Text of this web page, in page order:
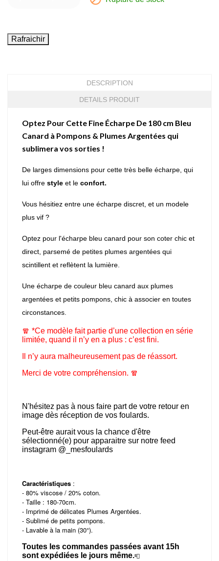
DESCRIPTION
DETAILS PRODUIT
Optez Pour Cette Fine Écharpe De 180 cm Bleu
Canard à Pompons & Plumes Argentées qui
sublimera vos sorties !
De larges dimensions pour cette très belle écharpe, qui
lui offre style et le confort.
Vous hésitiez entre une écharpe discret, et un modele
plus vif ?
Optez pour l'écharpe bleu canard pour son coter chic et
direct, parsemé de petites plumes argentées qui
scintillent et reflètent la lumière.
Une écharpe de couleur bleu canard aux plumes
argentées et petits pompons, chic à associer en toutes
circonstances.
🧣 *Ce modèle fait partie d’une collection en série
limitée, quand il n’y en a plus : c’est fini.
Il n’y aura malheureusement pas de réassort.
Merci de votre compréhension. 🧣
N'hésitez pas à nous faire part de votre retour en
image dès réception de vos foulards.
Peut-être aurait vous la chance d'être
sélectionné(e) pour apparaitre sur notre feed
instagram @_mesfoulards
Caractéristiques :
- 80% viscose / 20% coton.
- Taille : 180-70cm.
- Imprimé de délicates Plumes Argentées.
- Sublimé de petits pompons.
- Lavable à la main (30°).
Toutes les commandes passées avant 15h
sont expédiées le jours même.📮